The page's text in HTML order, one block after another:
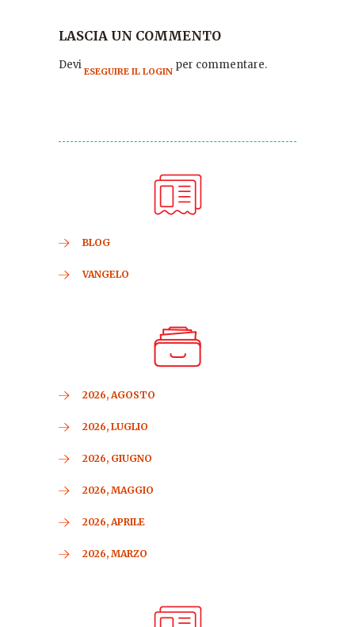
LASCIA UN COMMENTO
Devi ESEGUIRE IL LOGIN per commentare.
BLOG
VANGELO
2026, AGOSTO
2026, LUGLIO
2026, GIUGNO
2026, MAGGIO
2026, APRILE
2026, MARZO